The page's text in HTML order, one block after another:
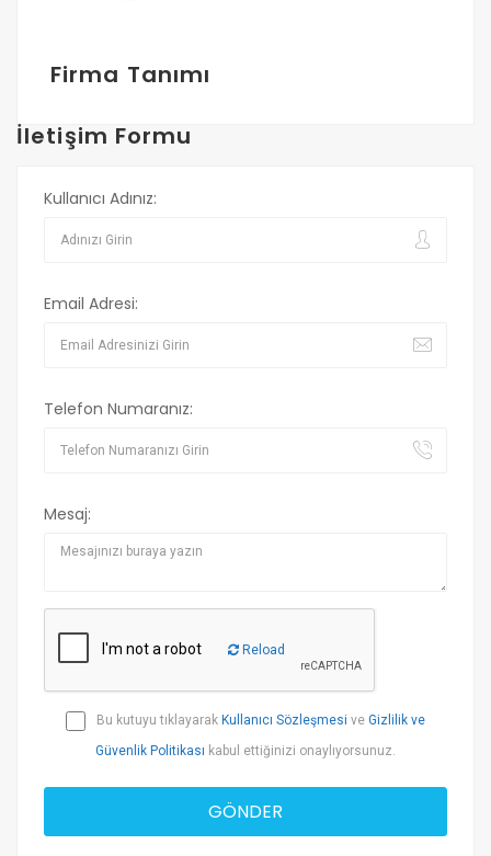
Firma Tanımı
İletişim Formu
Kullanıcı Adınız:
Email Adresi:
Telefon Numaranız:
Mesaj:
Reload
Bu kutuyu tıklayarak Kullanıcı Sözleşmesi ve Gizlilik ve
Güvenlik Politikası kabul ettiğinizi onaylıyorsunuz.